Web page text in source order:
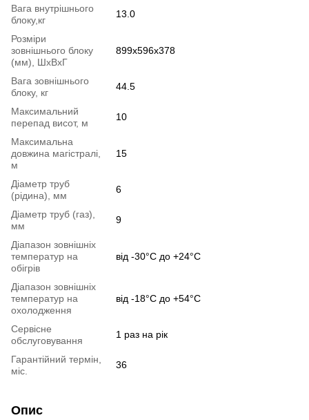
Вага внутрішнього
блоку,кг
13.0
Розміри
зовнішнього блоку
(мм), ШхВхГ
899x596x378
Вага зовнішнього
блоку, кг
44.5
Максимальний
перепад висот, м
10
Максимальна
довжина магістралі,
м
15
Діаметр труб
(рідина), мм
6
Діаметр труб (газ),
мм
9
Діапазон зовнішніх
температур на
обігрів
від -30°C до +24°C
Діапазон зовнішніх
температур на
охолодження
від -18°C до +54°C
Сервісне
обслуговування
1 раз на рік
Гарантійний термін,
міс.
36
Опис